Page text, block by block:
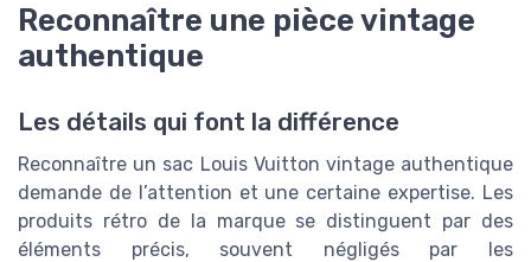
Reconnaître une pièce vintage
authentique
Les détails qui font la différence
Reconnaître un sac Louis Vuitton vintage authentique
demande de l’attention et une certaine expertise. Les
produits rétro de la marque se distinguent par des
éléments précis, souvent négligés par les